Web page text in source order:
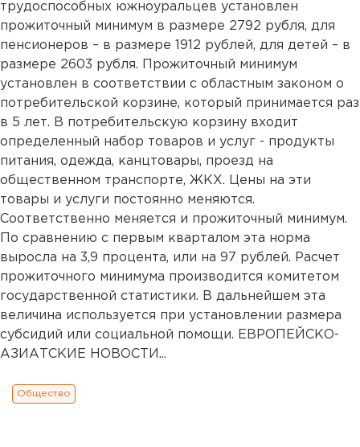
трудоспособных южноуральцев установлен
прожиточный минимум в размере 2792 рубля, для
пенсионеров – в размере 1912 рублей, для детей – в
размере 2603 рубля. Прожиточный минимум
установлен в соответствии с областным законом о
потребительской корзине, который принимается раз
в 5 лет. В потребительскую корзину входит
определенный набор товаров и услуг - продукты
питания, одежда, канцтовары, проезд на
общественном транспорте, ЖКХ. Цены на эти
товары и услуги постоянно меняются.
Соответственно меняется и прожиточный минимум.
По сравнению с первым кварталом эта норма
выросла на 3,9 процента, или на 97 рублей. Расчет
прожиточного минимума производится комитетом
государственной статистики. В дальнейшем эта
величина используется при установлении размера
субсидий или социальной помощи. ЕВРОПЕЙСКО-
АЗИАТСКИЕ НОВОСТИ...
Общество